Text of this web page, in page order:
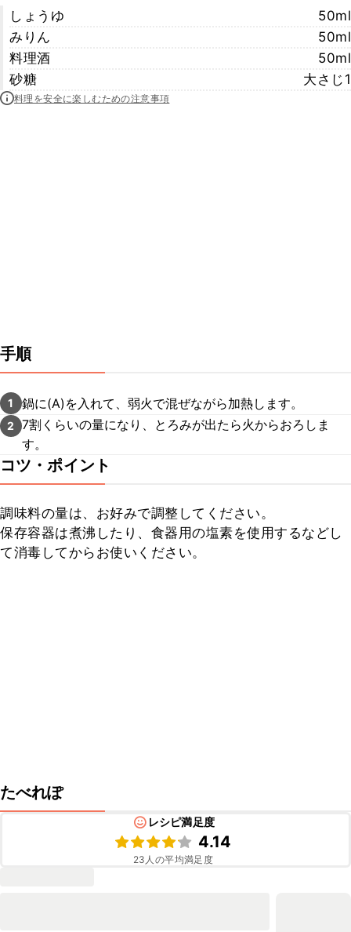
しょうゆ
50ml
みりん
50ml
料理酒
50ml
砂糖
大さじ1
料理を安全に楽しむための注意事項
手順
1 鍋に(A)を入れて、弱火で混ぜながら加熱します。
2
7割くらいの量になり、とろみが出たら火からおろしま
す。
コツ・ポイント
調味料の量は、お好みで調整してください。
保存容器は煮沸したり、食器用の塩素を使用するなどし
て消毒してからお使いください。
たべれぽ
レシピ満足度
4.14
23 人の平均満足度